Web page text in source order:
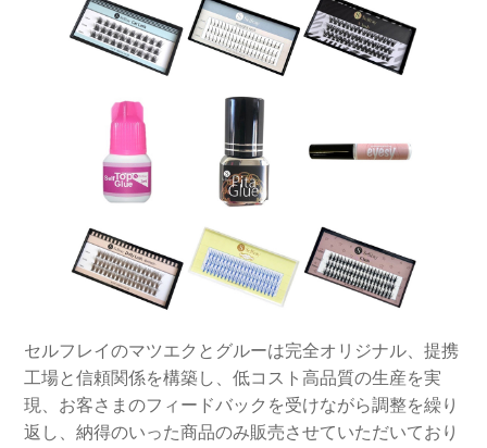
セルフレイのマツエクとグルーは完全オリジナル、提携
工場と信頼関係を構築し、低コスト高品質の生産を実
現、お客さまのフィードバックを受けながら調整を繰り
返し、納得のいった商品のみ販売させていただいており